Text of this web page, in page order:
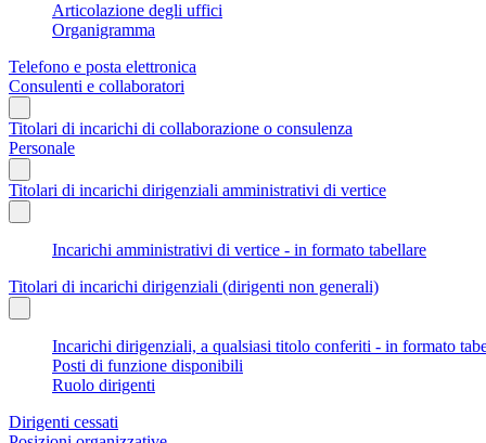
Articolazione degli uffici
Organigramma
Telefono e posta elettronica
Consulenti e collaboratori
Titolari di incarichi di collaborazione o consulenza
Personale
Titolari di incarichi dirigenziali amministrativi di vertice
Incarichi amministrativi di vertice - in formato tabellare
Titolari di incarichi dirigenziali (dirigenti non generali)
Incarichi dirigenziali, a qualsiasi titolo conferiti - in formato
Posti di funzione disponibili
Ruolo dirigenti
Dirigenti cessati